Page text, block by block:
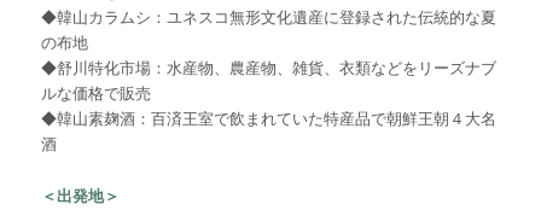
◆韓山カラムシ：ユネスコ無形文化遺産に登録された伝統的な夏
の布地
◆舒川特化市場：水産物、農産物、雑貨、衣類などをリーズナブ
ルな価格で販売
◆韓山素麹酒：百済王室で飲まれていた特産品で朝鮮王朝４大名
酒
＜出発地＞